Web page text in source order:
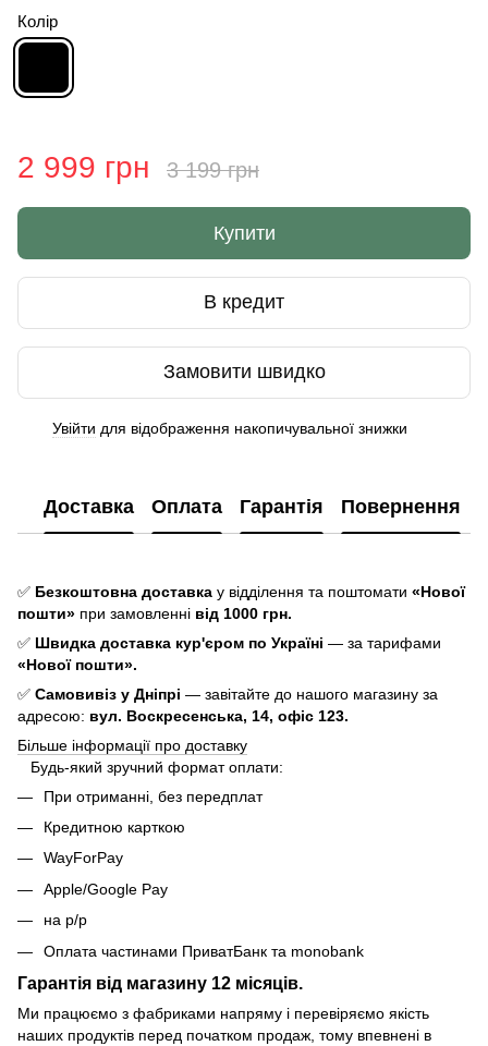
Колір
2 999 грн 3 199 грн
Купити
В кредит
Замовити швидко
Увійти для відображення накопичувальної знижки
Доставка Оплата Гарантія Повернення
✅ Безкоштовна доставка у відділення та поштомати «Нової
пошти» при замовленні від 1000 грн.
✅ Швидка доставка кур'єром по Україні — за тарифами
«Нової пошти».
✅ Самовивіз у Дніпрі — завітайте до нашого магазину за
адресою: вул. Воскресенська, 14, офіс 123.
Більше інформації про доставку
Будь-який зручний формат оплати:
При отриманні, без передплат
Кредитною карткою
WayForPay
Apple/Google Pay
на р/р
Оплата частинами ПриватБанк та monobank
Гарантія від магазину 12 місяців.
Ми працюємо з фабриками напряму і перевіряємо якість
наших продуктів перед початком продаж, тому впевнені в